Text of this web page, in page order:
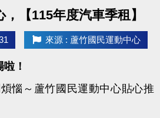
【115年度汽車季租】
來源 : 蘆竹國民運動中心
！
惱～蘆竹國民運動中心貼心推